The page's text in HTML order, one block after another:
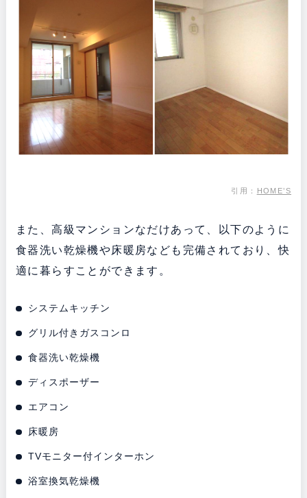
引用： HOME’S
また、高級マンションなだけあって、以下のように
食器洗い乾燥機や床暖房なども完備されており、快
適に暮らすことができます。
システムキッチン
グリル付きガスコンロ
食器洗い乾燥機
ディスポーザー
エアコン
床暖房
TVモニター付インターホン
浴室換気乾燥機